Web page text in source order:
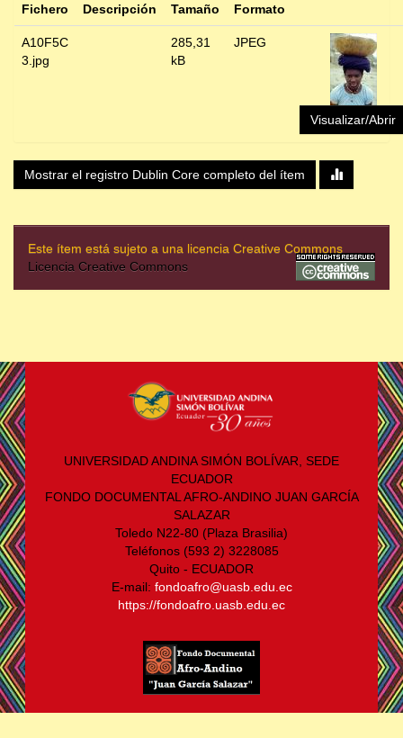
Fichero Descripción Tamaño Formato
A10F5C
3.jpg
285,31
kB
JPEG
Visualizar/Abrir
Mostrar el registro Dublin Core completo del ítem
Este ítem está sujeto a una licencia Creative Commons
Licencia Creative Commons
UNIVERSIDAD ANDINA SIMÓN BOLÍVAR, SEDE
ECUADOR
FONDO DOCUMENTAL AFRO-ANDINO JUAN GARCÍA
SALAZAR
Toledo N22-80 (Plaza Brasilia)
Teléfonos (593 2) 3228085
Quito - ECUADOR
E-mail: fondoafro@uasb.edu.ec
https://fondoafro.uasb.edu.ec